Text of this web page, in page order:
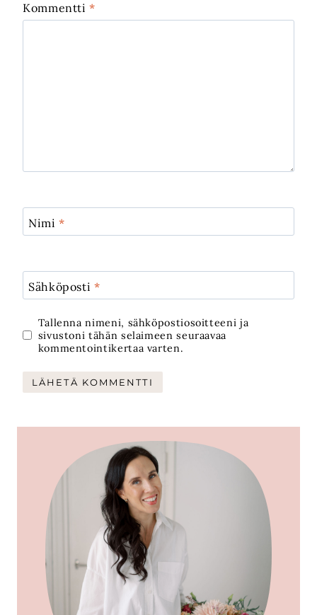
Kommentti*
Nimi*
Sähköposti*
Tallenna nimeni, sähköpostiosoitteeni ja
sivustoni tähän selaimeen seuraavaa
kommentointikertaa varten.